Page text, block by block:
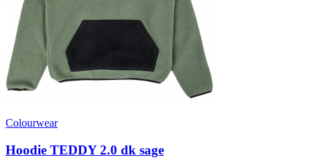
Colourwear
Hoodie TEDDY 2.0 dk sage